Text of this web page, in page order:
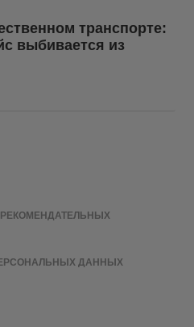
транспорте:
выбивается из
ДАННЫХ